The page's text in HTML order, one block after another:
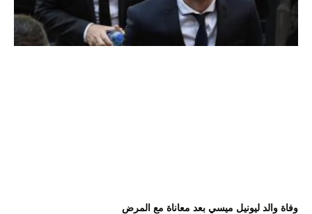
وفاة والد ليونيل ميسي بعد معاناة مع المرض